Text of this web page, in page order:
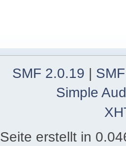
SMF 2.0.19 |
Simple
Seite erstellt in